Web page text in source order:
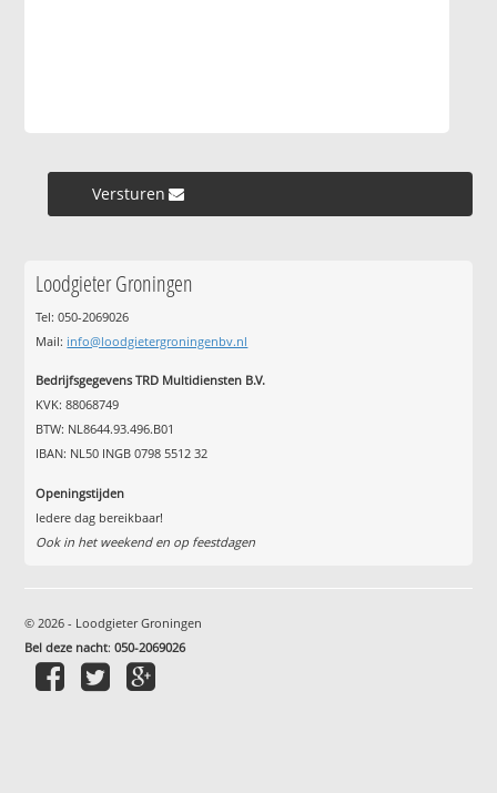
Versturen »
Loodgieter Groningen
Tel: 050-2069026
Mail: info@loodgietergroningenbv.nl
Bedrijfsgegevens TRD Multidiensten B.V.
KVK: 88068749
BTW: NL8644.93.496.B01
IBAN: NL50 INGB 0798 5512 32
Openingstijden
Iedere dag bereikbaar!
Ook in het weekend en op feestdagen
© 2026 - Loodgieter Groningen
Bel deze nacht:050-2069026